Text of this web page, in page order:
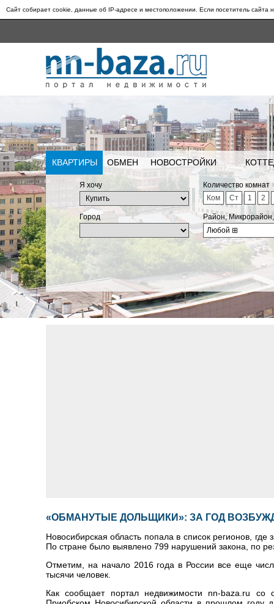
Сайт собирает cookie, данные об IP-адресе и местоположении. Если посетитель сайта
КВАРТИРЫ ОБМЕН НОВОСТРОЙКИ
Я хочу
Количество комнат
Ком
Ст 1 2
Город
Район,
Любой ⊞
«ОБМАНУТЫЕ ДОЛЬЩИКИ»: ЗА ГОД
Новосибирская область попала в список регионов,
По стране было выявлено 799 нарушений закона, по
Отметим, на начало 2016 года в России все еще
тысячи человек.
Как сообщает портал недвижимости nn-baza.ru со